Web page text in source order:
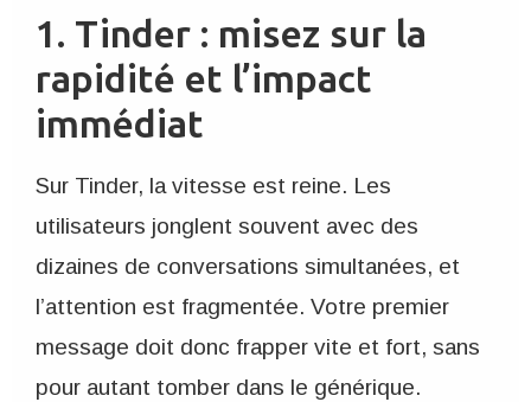
1. Tinder : misez sur la
rapidité et l’impact
immédiat
Sur Tinder, la vitesse est reine. Les
utilisateurs jonglent souvent avec des
dizaines de conversations simultanées, et
l’attention est fragmentée. Votre premier
message doit donc frapper vite et fort, sans
pour autant tomber dans le générique.